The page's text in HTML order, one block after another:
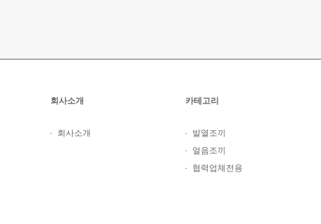
회사소개
회사소개
카테고리
발열조끼
얼음조끼
협력업체전용